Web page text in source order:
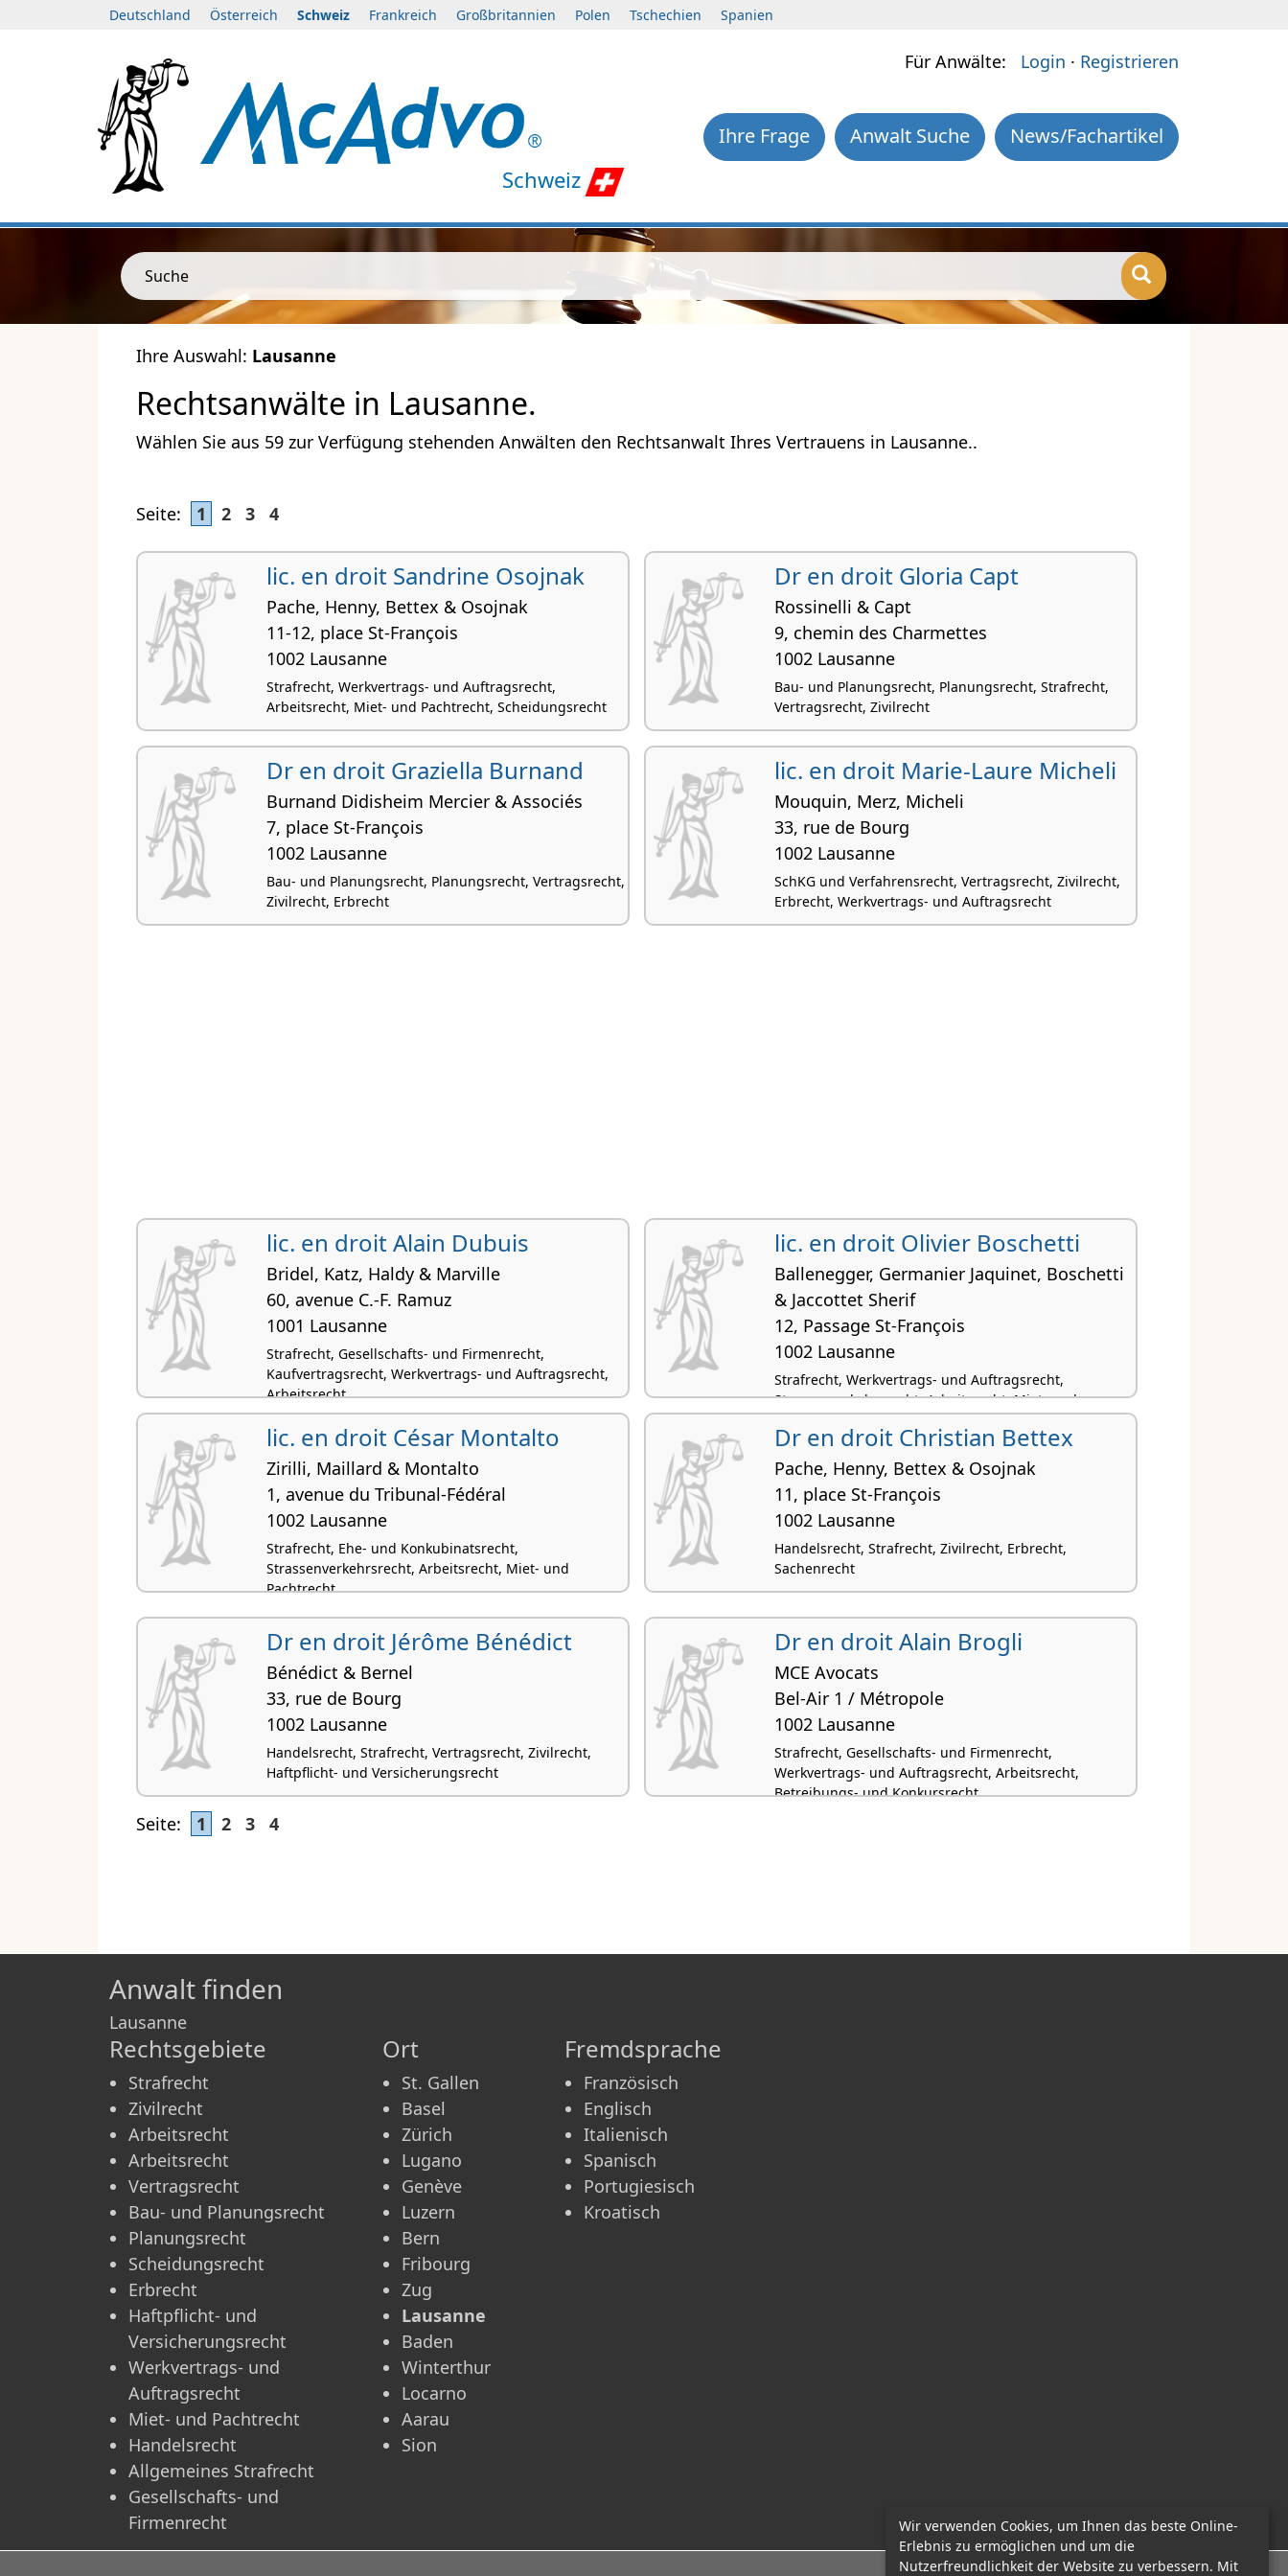
Deutschland Österreich Schweiz Frankreich Großbritannien Polen Tschechien Spanien
Schweiz
Für Anwälte: Login · Registrieren
News/Fachartikel
Anwalt Suche
Ihre Frage
Suche
Ihre Auswahl: Lausanne
Rechtsanwälte in Lausanne.
Wählen Sie aus 59 zur Verfügung stehenden Anwälten den Rechtsanwalt Ihres Vertrauens in Lausanne..
Seite: 1 2 3 4
lic. en droit Sandrine Osojnak
Pache, Henny, Bettex & Osojnak
11-12, place St-François
1002 Lausanne
Strafrecht, Werkvertrags- und Auftragsrecht,
Arbeitsrecht, Miet- und Pachtrecht, Scheidungsrecht
Dr en droit Gloria Capt
Rossinelli & Capt
9, chemin des Charmettes
1002 Lausanne
Bau- und Planungsrecht, Planungsrecht, Strafrecht,
Vertragsrecht, Zivilrecht
Dr en droit Graziella Burnand
Burnand Didisheim Mercier & Associés
7, place St-François
1002 Lausanne
Bau- und Planungsrecht, Planungsrecht, Vertragsrecht,
Zivilrecht, Erbrecht
lic. en droit Marie-Laure Micheli
Mouquin, Merz, Micheli
33, rue de Bourg
1002 Lausanne
SchKG und Verfahrensrecht, Vertragsrecht, Zivilrecht,
Erbrecht, Werkvertrags- und Auftragsrecht
lic. en droit Alain Dubuis
Bridel, Katz, Haldy & Marville
60, avenue C.-F. Ramuz
1001 Lausanne
Strafrecht, Gesellschafts- und Firmenrecht,
Kaufvertragsrecht, Werkvertrags- und Auftragsrecht,
Arbeitsrecht
lic. en droit Olivier Boschetti
Ballenegger, Germanier Jaquinet, Boschetti
& Jaccottet Sherif
12, Passage St-François
1002 Lausanne
Strafrecht, Werkvertrags- und Auftragsrecht,
Strassenverkehrsrecht, Arbeitsrecht, Miet- und
Pachtrecht
lic. en droit César Montalto
Zirilli, Maillard & Montalto
1, avenue du Tribunal-Fédéral
1002 Lausanne
Strafrecht, Ehe- und Konkubinatsrecht,
Strassenverkehrsrecht, Arbeitsrecht, Miet- und
Pachtrecht
Dr en droit Christian Bettex
Pache, Henny, Bettex & Osojnak
11, place St-François
1002 Lausanne
Handelsrecht, Strafrecht, Zivilrecht, Erbrecht,
Sachenrecht
Dr en droit Jérôme Bénédict
Bénédict & Bernel
33, rue de Bourg
1002 Lausanne
Handelsrecht, Strafrecht, Vertragsrecht, Zivilrecht,
Haftpflicht- und Versicherungsrecht
Dr en droit Alain Brogli
MCE Avocats
Bel-Air 1 / Métropole
1002 Lausanne
Strafrecht, Gesellschafts- und Firmenrecht,
Werkvertrags- und Auftragsrecht, Arbeitsrecht,
Betreibungs- und Konkursrecht
Seite: 1 2 3 4
Anwalt finden
Lausanne
Rechtsgebiete
Strafrecht
Zivilrecht
Arbeitsrecht
Arbeitsrecht
Vertragsrecht
Bau- und Planungsrecht
Planungsrecht
Scheidungsrecht
Erbrecht
Haftpflicht- und
Versicherungsrecht
Werkvertrags- und
Auftragsrecht
Miet- und Pachtrecht
Handelsrecht
Allgemeines Strafrecht
Gesellschafts- und
Firmenrecht
Ort
St. Gallen
Basel
Zürich
Lugano
Genève
Luzern
Bern
Fribourg
Zug
Lausanne
Baden
Winterthur
Locarno
Aarau
Sion
Fremdsprache
Französisch
Englisch
Italienisch
Spanisch
Portugiesisch
Kroatisch
Wir verwenden Cookies, um Ihnen das beste Online-
Erlebnis zu ermöglichen und um die
Nutzerfreundlichkeit der Website zu verbessern. Mit